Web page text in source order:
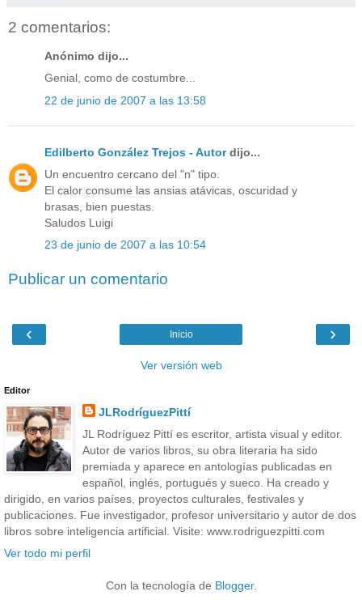
2 comentarios:
Anónimo dijo...
Genial, como de costumbre...
22 de junio de 2007 a las 13:58
Edilberto González Trejos - Autordijo...
Un encuentro cercano del "n" tipo.
El calor consume las ansias atávicas, oscuridad y
brasas, bien puestas.
Saludos Luigi
23 de junio de 2007 a las 10:54
Publicar un comentario
‹ ›
Inicio
Ver versión web
Editor
JLRodríguezPittí
JL Rodríguez Pittí es escritor, artista visual y editor.
Autor de varios libros, su obra literaria ha sido
premiada y aparece en antologías publicadas en
español, inglés, portugués y sueco. Ha creado y
dirigido, en varios países, proyectos culturales, festivales y
publicaciones. Fue investigador, profesor universitario y autor de dos
libros sobre inteligencia artificial. Visite: www.rodriguezpitti.com
Ver todo mi perfil
Con la tecnología de Blogger.